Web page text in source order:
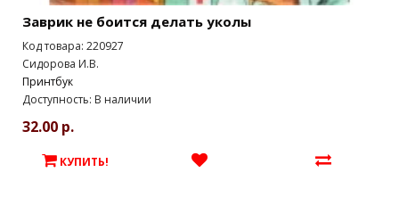
Заврик не боится делать уколы
Код товара: 220927
Сидорова И.В.
Принтбук
Доступность: В наличии
32.00 р.
КУПИТЬ!